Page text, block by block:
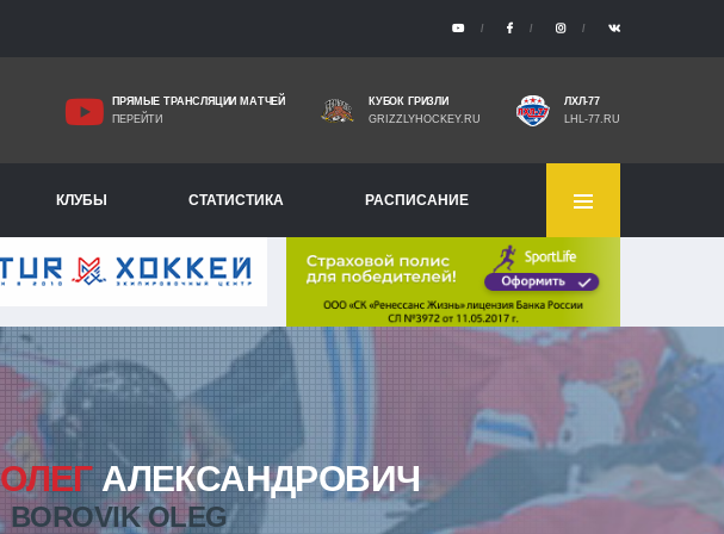
ПРЯМЫЕ ТРАНСЛЯЦИИ МАТЧЕЙ
ПЕРЕЙТИ
КУБОК ГРИЗЛИ
GRIZZLYHOCKEY.RU
ЛХЛ-77
LHL-77.RU
КЛУБЫ СТАТИСТИКА РАСПИСАНИЕ
ОЛЕГАЛЕКСАНДРОВИЧ
BOROVIK OLEG